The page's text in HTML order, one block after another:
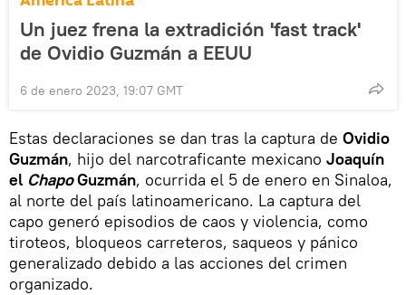
Un juez frena la extradición 'fast track'
de Ovidio Guzmán a EEUU
6 de enero 2023, 19:07 GMT
Estas declaraciones se dan tras la captura de Ovidio
Guzmán, hijo del narcotraficante mexicano Joaquín
el ChapoGuzmán, ocurrida el 5 de enero en Sinaloa,
al norte del país latinoamericano. La captura del
capo generó episodios de caos y violencia, como
tiroteos, bloqueos carreteros, saqueos y pánico
generalizado debido a las acciones del crimen
organizado.